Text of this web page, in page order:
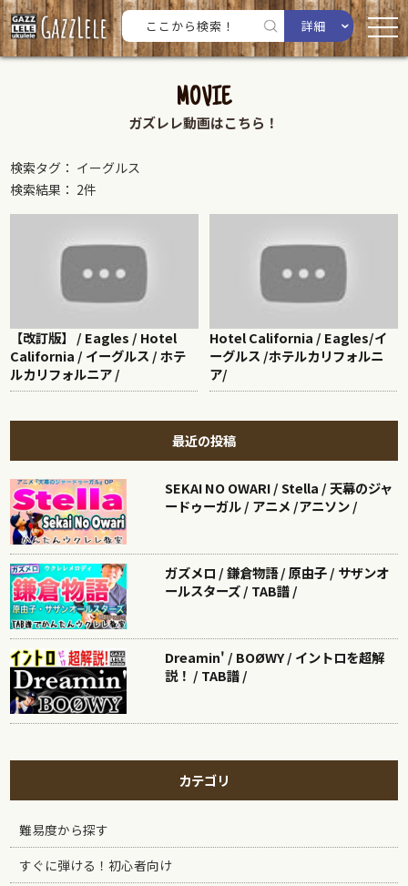
詳細
MOVIE
ガズレレ動画はこちら！
検索タグ： イーグルス
検索結果： 2件
【改訂版】 / Eagles / Hotel
California / イーグルス / ホテ
ルカリフォルニア /
Hotel California / Eagles/イ
ーグルス /ホテルカリフォルニ
ア/
最近の投稿
SEKAI NO OWARI / Stella / 天幕のジャ
ードゥーガル / アニメ /アニソン /
ガズメロ / 鎌倉物語 / 原由子 / サザンオ
ールスターズ / TAB譜 /
Dreamin' / BOØWY / イントロを超解
説！ / TAB譜 /
カテゴリ
難易度から探す
すぐに弾ける！初心者向け